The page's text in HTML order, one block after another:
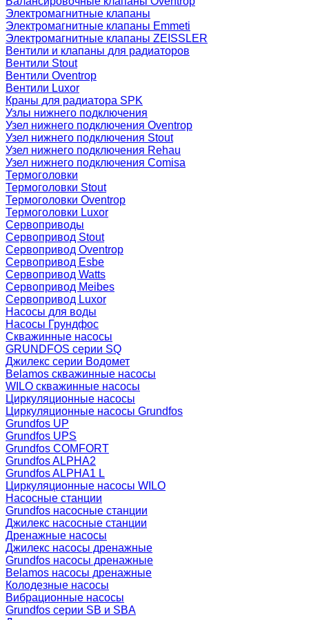
Электромагнитные клапаны
Электромагнитные клапаны Emmeti
Электромагнитные клапаны ZEISSLER
Вентили и клапаны для радиаторов
Вентили Stout
Вентили Oventrop
Вентили Luxor
Краны для радиатора SPK
Узлы нижнего подключения
Узел нижнего подключения Oventrop
Узел нижнего подключения Stout
Узел нижнего подключения Rehau
Узел нижнего подключения Comisa
Термоголовки
Термоголовки Stout
Термоголовки Oventrop
Термоголовки Luxor
Сервоприводы
Сервопривод Stout
Сервопривод Oventrop
Сервопривод Esbe
Сервопривод Watts
Сервопривод Meibes
Сервопривод Luxor
Насосы для воды
Насосы Грундфос
Скважинные насосы
GRUNDFOS серии SQ
Джилекс серии Водомет
Belamos скважинные насосы
WILO скважинные насосы
Циркуляционные насосы
Циркуляционные насосы Grundfos
Grundfos UP
Grundfos UPS
Grundfos COMFORT
Grundfos ALPHA2
Grundfos ALPHA1 L
Циркуляционные насосы WILO
Насосные станции
Grundfos насосные станции
Джилекс насосные станции
Дренажные насосы
Джилекс насосы дренажные
Grundfos насосы дренажные
Belamos насосы дренажные
Колодезные насосы
Вибрационные насосы
Grundfos серии SB и SBA